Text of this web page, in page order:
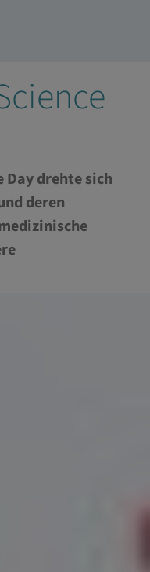
Day drehte sich
deren